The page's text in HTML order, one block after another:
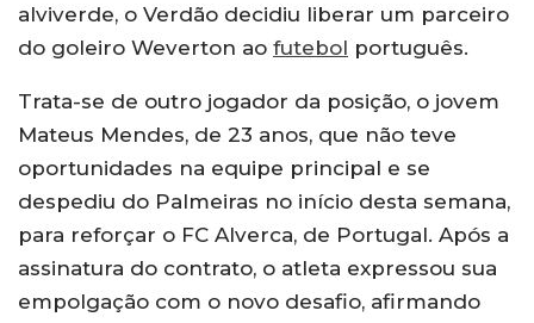
alviverde, o Verdão decidiu liberar um parceiro
do goleiro Weverton ao futebol português.
Trata-se de outro jogador da posição, o jovem
Mateus Mendes, de 23 anos, que não teve
oportunidades na equipe principal e se
despediu do Palmeiras no início desta semana,
para reforçar o FC Alverca, de Portugal. Após a
assinatura do contrato, o atleta expressou sua
empolgação com o novo desafio, afirmando